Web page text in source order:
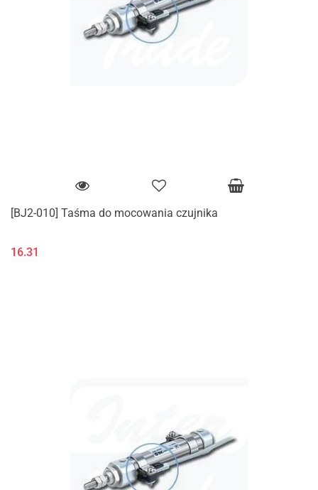
[BJ2-010] Taśma do mocowania czujnika
16.31